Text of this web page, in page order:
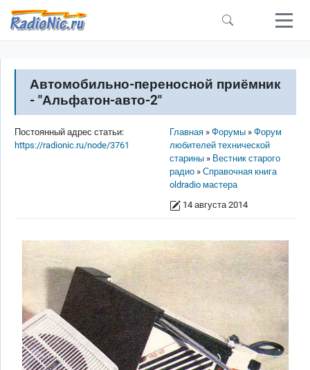
Перейти к основному содержанию
Автомобильно-переносной приёмник
- "Альфатон-авто-2"
Строка навигации
Главная Форумы
Форум
любителей технической
старины
Вестник старого
радио
Справочная книга
oldradio мастера
14 августа 2014
Постоянный адрес статьи:
https://radionic.ru/node/3761